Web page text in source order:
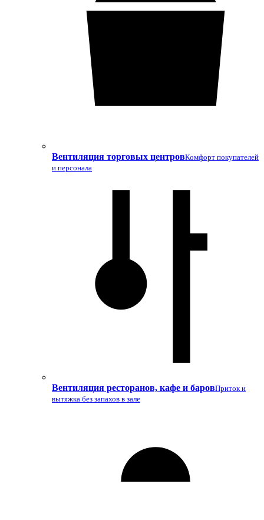
Вентиляция торговых центровКомфорт покупателей
и персонала
Вентиляция ресторанов, кафе и баровПриток и
вытяжка без запахов в зале